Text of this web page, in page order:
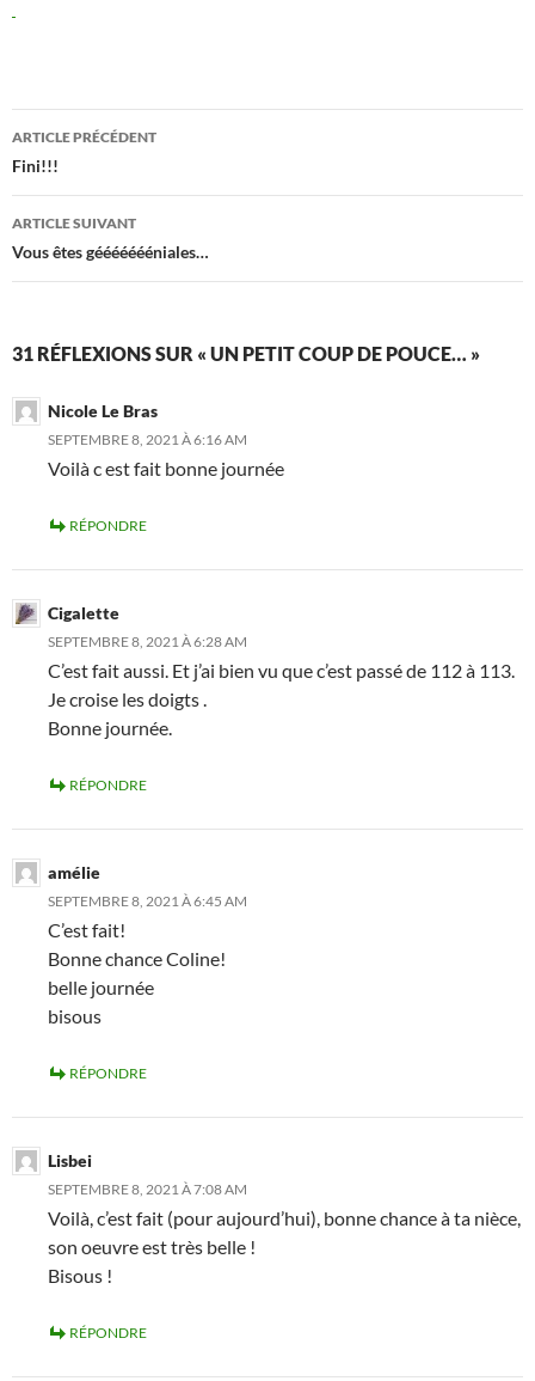
Navigation
des
articles
ARTICLE PRÉCÉDENT
Fini!!!
ARTICLE SUIVANT
Vous êtes géééééééniales…
31 RÉFLEXIONS SUR « UN PETIT COUP DE POUCE… »
Nicole Le Bras
SEPTEMBRE 8, 2021 À 6:16 AM
Voilà c est fait bonne journée
RÉPONDRE
Cigalette
SEPTEMBRE 8, 2021 À 6:28 AM
C’est fait aussi. Et j’ai bien vu que c’est passé de 112 à 113.
Je croise les doigts .
Bonne journée.
RÉPONDRE
amélie
SEPTEMBRE 8, 2021 À 6:45 AM
C’est fait!
Bonne chance Coline!
belle journée
bisous
RÉPONDRE
Lisbei
SEPTEMBRE 8, 2021 À 7:08 AM
Voilà, c’est fait (pour aujourd’hui), bonne chance à ta nièce,
son oeuvre est très belle !
Bisous !
RÉPONDRE